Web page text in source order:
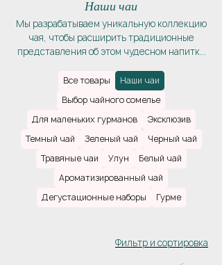
Наши чаи
Мы разрабатываем уникальную коллекцию
чая, чтобы расширить традиционные
представления об этом чудесном напитке
привычных вкусов. Мы поможем вам
открыть мир исключительных сортов
Camellia Sinensis и насладиться
разнообразием травяных чаев. У всех нас
есть свои предпочтения, но иногда нужно
воображение вкусам.
Все товары
Наши чаи
Выбор чайного сомелье
Для маленьких гурманов
Эксклюзив
Темный чай
Зеленый чай
Черный чай
Травяные чаи
Улун
Белый чай
Ароматизированный чай
Дегустационные наборы
Гурме
Фильтр и сортировка